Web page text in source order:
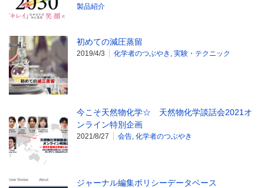
製品紹介
初めての減圧蒸留
2019/4/3 化学者のつぶやき 実験・テクニック
今こそ天然物化学☆ 天然物化学談話会2021オ
ンライン特別企画
2021/8/27 会告 化学者のつぶやき
ジャーナル編集ポリシーデータベース